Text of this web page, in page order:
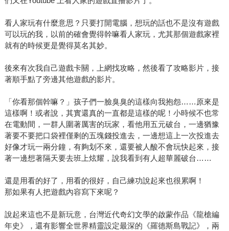
看人家玩有什麼意思？只要打開電腦，想玩的話也不是沒有遊戲
可以玩的我，以前的確會覺得幹嘛看人家玩，尤其那個遊戲家裡
就有的時候更是覺得莫名其妙。
後來有次我自己遊戲卡關，上網找攻略，然後看了攻略影片，接
著順手點了旁邊其他遊戲的影片。
「你看那個幹嘛？」孩子們一臉臭臭的這樣向我抱怨……原來是
這樣啊！或者說，其實還真的一直都是這樣的呢！小時候不也常
在電動間，一群人圍著厲害的玩家，看他用五元破台，一邊猶豫
著要不要把口袋裡僅剩的五塊錢投進去，一邊想這上一次投進去
好像才玩一兩分鐘，有夠划不來，還要被人酸不會玩快起來，接
著一邊想著隔天要去班上炫耀，說我看到有人超華麗破台……
還是用看的好了，用看的很好，自己練功說起來也很累啊！
那如果有人把遊戲內容寫下來呢？
說起來這也不是新玩意，台灣近代奇幻文學的啟蒙作品《龍槍編
年史》，還有影響全世界精靈設定最深的《羅德斯島戰記》，兩